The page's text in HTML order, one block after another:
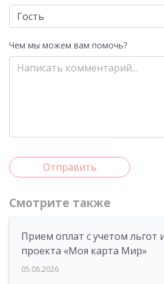
Чем мы можем вам помочь?
Отправить
Смотрите также
Прием оплат с учетом льгот
проекта «Моя карта Мир»
05.08.2026